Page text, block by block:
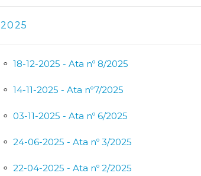
2025
18-12-2025 - Ata nº 8/2025
14-11-2025 - Ata nº7/2025
03-11-2025 - Ata nº 6/2025
24-06-2025 - Ata nº 3/2025
22-04-2025 - Ata nº 2/2025